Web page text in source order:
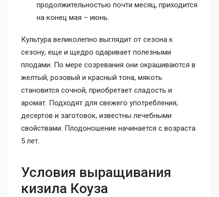
продолжительностью почти месяц, приходится
на конец мая – июнь.
Культура великолепно выглядит от сезона к
сезону, еще и щедро одаривает полезными
плодами. По мере созревания они окрашиваются в
желтый, розовый и красный тона, мякоть
становится сочной, приобретает сладость и
аромат. Подходят для свежего употребления,
десертов и заготовок, известны лечебными
свойствами. Плодоношение начинается с возраста
5 лет.
Условия выращивания
кизила Коуза